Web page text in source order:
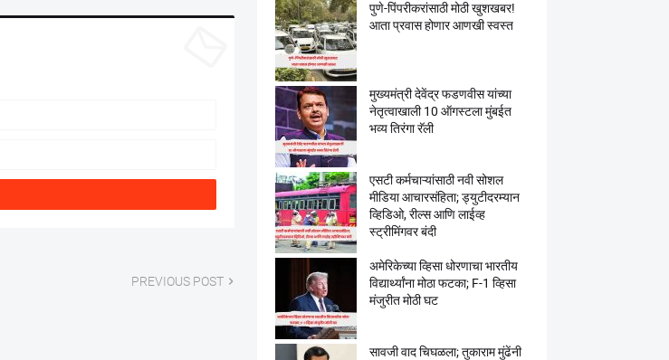
PREVIOUS POST
पुणे-पिंपरीकरांसाठी मोठी खुशखबर!
आता प्रवास होणार आणखी स्वस्त
मुख्यमंत्री देवेंद्र फडणवीस यांच्या
नेतृत्वाखाली 10 ऑगस्टला मुंबईत
भव्य तिरंगा रॅली
एसटी कर्मचाऱ्यांसाठी नवी सोशल
मीडिया आचारसंहिता; ड्युटीदरम्यान
व्हिडिओ, रील्स आणि लाईव्ह
स्ट्रीमिंगवर बंदी
अमेरिकेच्या व्हिसा धोरणाचा भारतीय
विद्यार्थ्यांना मोठा फटका; F-1 व्हिसा
मंजुरीत मोठी घट
सावजी वाद चिघळला; तुकाराम मुंढेंनी